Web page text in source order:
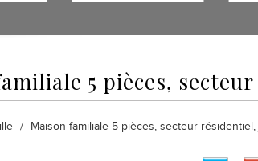
5 pièces,
Maison familiale 5 pièces, secteur